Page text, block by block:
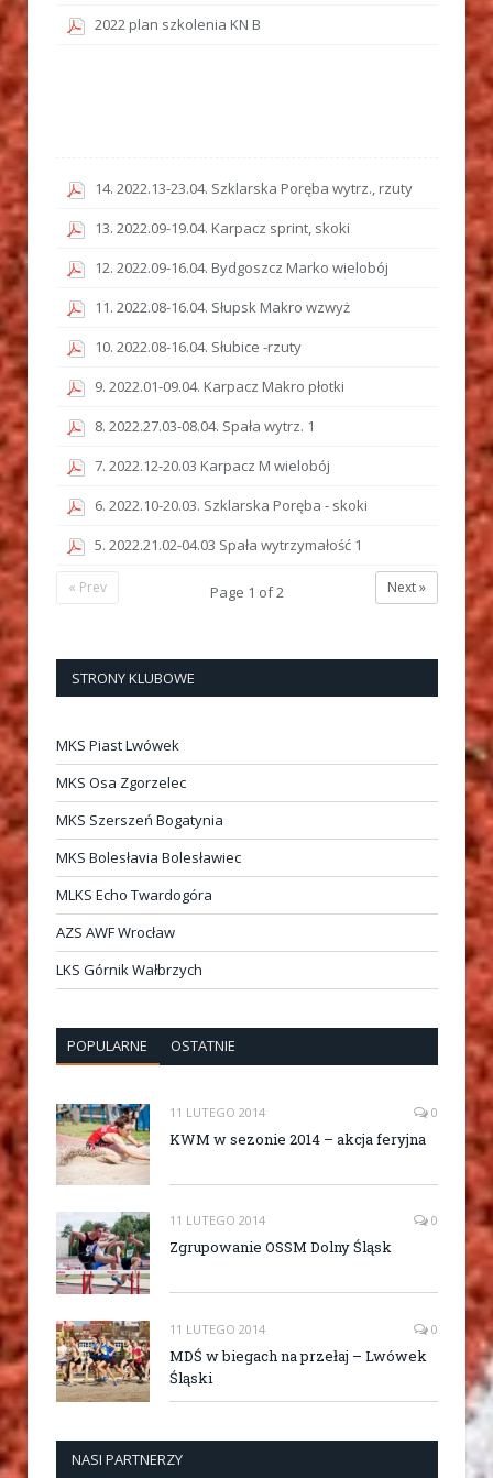
2022 plan szkolenia KN B
14. 2022.13-23.04. Szklarska Poręba wytrz., rzuty
13. 2022.09-19.04. Karpacz sprint, skoki
12. 2022.09-16.04. Bydgoszcz Marko wielobój
11. 2022.08-16.04. Słupsk Makro wzwyż
10. 2022.08-16.04. Słubice -rzuty
9. 2022.01-09.04. Karpacz Makro płotki
8. 2022.27.03-08.04. Spała wytrz. 1
7. 2022.12-20.03 Karpacz M wielobój
6. 2022.10-20.03. Szklarska Poręba - skoki
5. 2022.21.02-04.03 Spała wytrzymałość 1
Next »
Page 1 of2
« Prev
STRONY KLUBOWE
MKS Piast Lwówek
MKS Osa Zgorzelec
MKS Szerszeń Bogatynia
MKS Bolesłavia Bolesławiec
MLKS Echo Twardogóra
AZS AWF Wrocław
LKS Górnik Wałbrzych
POPULARNE OSTATNIE
11 LUTEGO 2014 0
KWM w sezonie 2014 – akcja feryjna
11 LUTEGO 2014 0
Zgrupowanie OSSM Dolny Śląsk
11 LUTEGO 2014 0
MDŚ w biegach na przełaj – Lwówek
Śląski
NASI PARTNERZY